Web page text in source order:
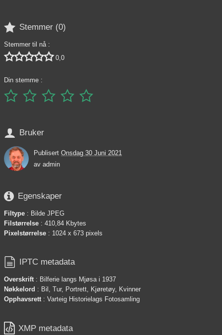
 Stemmer (0)
Stemmer til nå :
 0,0
Din stemme :
    
 Bruker
Publisert Onsdag 30 Juni 2021
av admin
 Egenskaper
Filtype : Bilde JPEG
Filstørrelse : 410,84 Kbytes
Pixelstørrelse : 1024 x 673 pixels
 IPTC metadata
Overskrift : Bilferie langs Mjøsa i 1937
Nøkkelord : Bil, Tur, Portrett, Kjøretøy, Kvinner
Opphavsrett : Varteig Historielags Fotosamling
 XMP metadata